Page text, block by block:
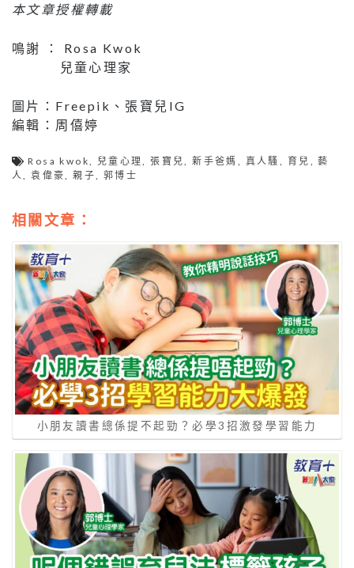
本文章授權轉載
鳴謝 ： Rosa Kwok
兒童心理家
圖片：Freepik、張寶兒IG
編輯：周僖婷
Rosa kwok 兒童心理 ,張寶兒 ,新手爸媽 真人騷 育兒 ,藝
人
,袁偉豪 ,親子 郭博士
相關文章：
小朋友讀書總係提不起勁？必學3招激發學習能力